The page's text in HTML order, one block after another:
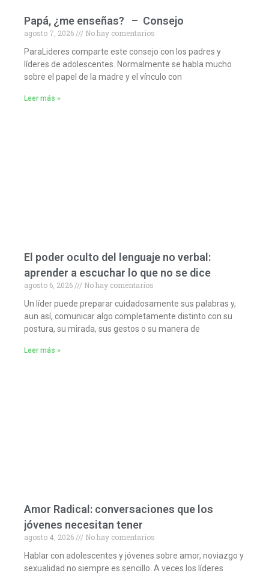
Papá, ¿me enseñas? – Consejo
agosto 7, 2026
No hay comentarios
ParaLideres comparte este consejo con los padres y
líderes de adolescentes. Normalmente se habla mucho
sobre el papel de la madre y el vínculo con
Leer más »
El poder oculto del lenguaje no verbal:
aprender a escuchar lo que no se dice
agosto 6, 2026
No hay comentarios
Un líder puede preparar cuidadosamente sus palabras y,
aun así, comunicar algo completamente distinto con su
postura, su mirada, sus gestos o su manera de
Leer más »
Amor Radical: conversaciones que los
jóvenes necesitan tener
agosto 4, 2026
No hay comentarios
Hablar con adolescentes y jóvenes sobre amor, noviazgo y
sexualidad no siempre es sencillo. A veces los líderes